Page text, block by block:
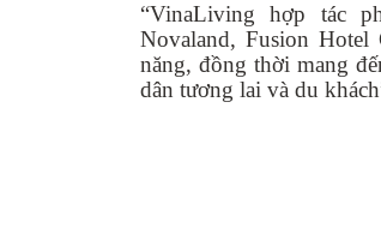
“VinaLiving hợp tác
Novaland, Fusion
năng, đồng thời mang
dân tương lai và du